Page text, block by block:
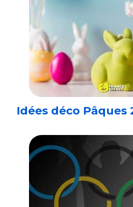
Idées déco Pâques